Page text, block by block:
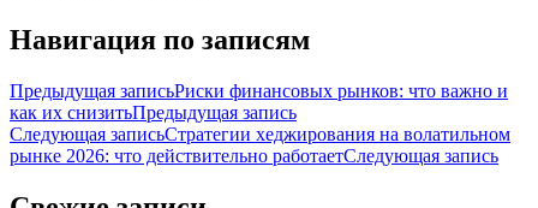
Навигация по записям
Предыдущая записьРиски финансовых рынков: что важно и
как их снизитьПредыдущая запись
Следующая записьСтратегии хеджирования на волатильном
рынке 2026: что действительно работаетСледующая запись